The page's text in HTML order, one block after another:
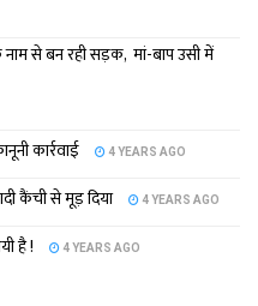
से बन रही सड़क, मां-बाप उसी में
कार्रवाई 4 YEARS AGO
कैंची से मूड़ दिया 4 YEARS AGO
है ! 4 YEARS AGO